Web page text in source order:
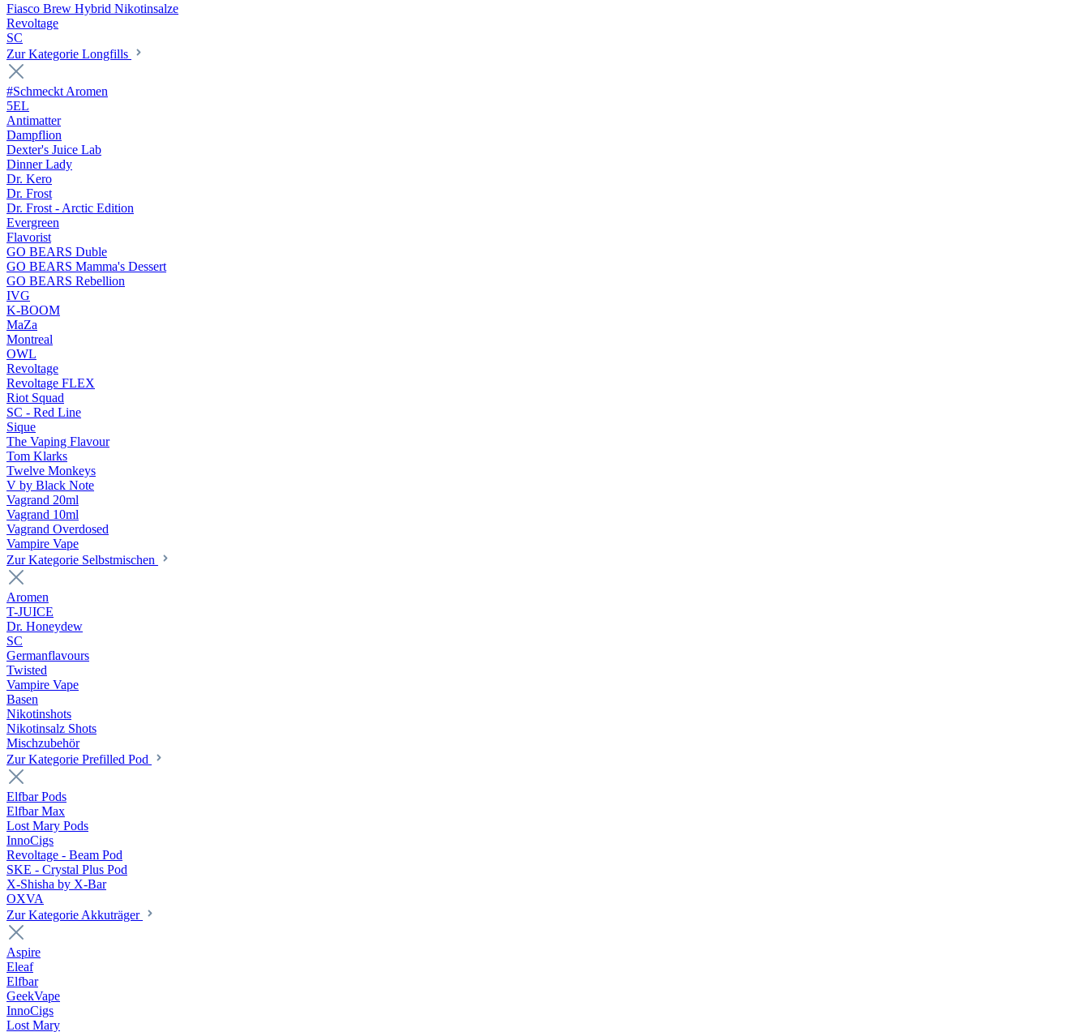
Fiasco Brew Hybrid Nikotinsalze
Revoltage
SC
Zur Kategorie Longfills
#Schmeckt Aromen
5EL
Antimatter
Dampflion
Dexter's Juice Lab
Dinner Lady
Dr. Kero
Dr. Frost
Dr. Frost - Arctic Edition
Evergreen
Flavorist
GO BEARS Duble
GO BEARS Mamma's Dessert
GO BEARS Rebellion
IVG
K-BOOM
MaZa
Montreal
OWL
Revoltage
Revoltage FLEX
Riot Squad
SC - Red Line
Sique
The Vaping Flavour
Tom Klarks
Twelve Monkeys
V by Black Note
Vagrand 20ml
Vagrand 10ml
Vagrand Overdosed
Vampire Vape
Zur Kategorie Selbstmischen
Aromen
T-JUICE
Dr. Honeydew
SC
Germanflavours
Twisted
Vampire Vape
Basen
Nikotinshots
Nikotinsalz Shots
Mischzubehör
Zur Kategorie Prefilled Pod
Elfbar Pods
Elfbar Max
Lost Mary Pods
InnoCigs
Revoltage - Beam Pod
SKE - Crystal Plus Pod
X-Shisha by X-Bar
OXVA
Zur Kategorie Akkuträger
Aspire
Eleaf
Elfbar
GeekVape
InnoCigs
Lost Mary